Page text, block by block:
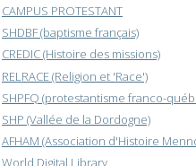
CAMPUS PROTESTANT
SHDBF (baptisme français)
CREDIC (Histoire des missions)
RELRACE (Religion et 'Race')
SHPFQ (protestantisme franco-
SHP (Vallée de la Dordogne)
AFHAM (Association d'Histoire
World Digital Library